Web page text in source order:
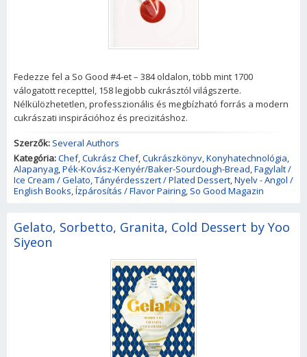
Fedezze fel a So Good #4-et – 384 oldalon, több mint 1700
válogatott recepttel, 158 legjobb cukrásztól világszerte.
Nélkülözhetetlen, professzionális és megbízható forrás a modern
cukrászati inspirációhoz és precizitáshoz.
Szerzők: Several Authors
Kategória:Chef,Cukrász Chef,Cukrászkönyv,Konyhatechnológia,
Alapanyag,Pék-Kovász-Kenyér/Baker-Sourdough-Bread,Fagylalt /
Ice Cream / Gelato,Tányérdesszert / Plated Dessert,Nyelv - Angol /
English Books,Ízpárosítás / Flavor Pairing, So Good Magazin
Gelato, Sorbetto, Granita, Cold Dessert by Yoo
Siyeon